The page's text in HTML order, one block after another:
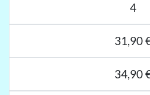
4
31,90
34,90